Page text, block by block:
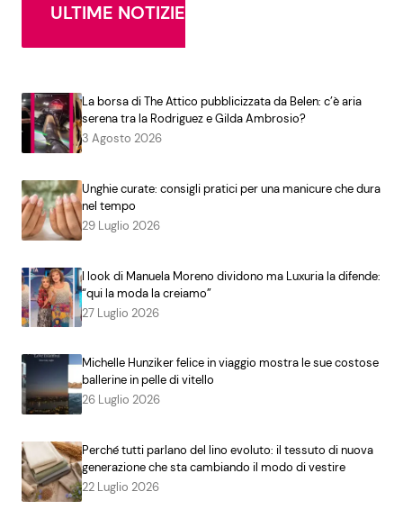
ULTIME NOTIZIE
La borsa di The Attico pubblicizzata da Belen: c’è aria
serena tra la Rodriguez e Gilda Ambrosio?
3 Agosto 2026
Unghie curate: consigli pratici per una manicure che dura
nel tempo
29 Luglio 2026
I look di Manuela Moreno dividono ma Luxuria la difende:
“qui la moda la creiamo”
27 Luglio 2026
Michelle Hunziker felice in viaggio mostra le sue costose
ballerine in pelle di vitello
26 Luglio 2026
Perché tutti parlano del lino evoluto: il tessuto di nuova
generazione che sta cambiando il modo di vestire
22 Luglio 2026